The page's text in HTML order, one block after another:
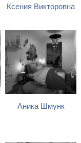
Ксения Викторовна
Аника Шмунк